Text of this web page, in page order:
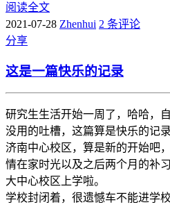
阅读全文
2021-07-28 Zhenhui 2 条评论
分享
这是一篇快乐的记录
研究生生活开始一周了，哈哈，
没用的吐槽，这篇算是快乐的记
济南中心校区，算是新的开始吧
情在家时光以及之后两个月的补
大中心校区上学啦。
学校封闭着，很遗憾车不能进学